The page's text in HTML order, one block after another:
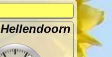
Hellendoorn